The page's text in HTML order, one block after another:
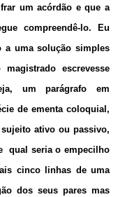
um acórdão e que a
compreendê-lo. Eu
a uma solução simples
escrevesse
um parágrafo em
de ementa coloquial,
ativo ou passivo,
qual seria o empecilho
cinco linhas de uma
dos seus pares mas